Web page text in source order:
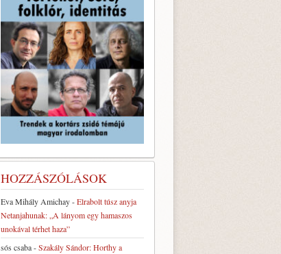
HOZZÁSZÓLÁSOK
Eva Mihály Amichay-Elrabolt túsz anyja
Netanjahunak: „A lányom egy hamaszos
unokával térhet haza”
sós csaba-Szakály Sándor: Horthy a